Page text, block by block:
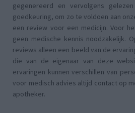
gegenereerd en vervolgens
goedkeuring, om zo te voldoen aan
een review voor een medicijn. Voor
geen medische kennis noodzakelijk.
reviews alleen een beeld van de
die van de eigenaar van deze
ervaringen kunnen verschillen van
voor medisch advies altijd contact op
apotheker.